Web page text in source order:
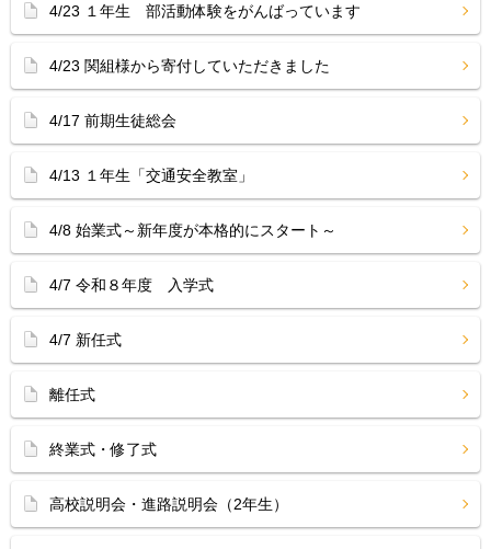
4/23 １年生 部活動体験をがんばっています
4/23 関組様から寄付していただきました
4/17 前期生徒総会
4/13 １年生「交通安全教室」
4/8 始業式～新年度が本格的にスタート～
4/7 令和８年度 入学式
4/7 新任式
離任式
終業式・修了式
高校説明会・進路説明会（2年生）